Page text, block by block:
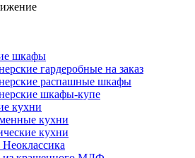
шкафы
гардеробные на заказ
распашные шкафы
шкафы-купе
кухни
кухни
кухни